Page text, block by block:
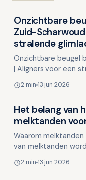
Overig nieuws
Onzichtbare
Zuid-
stralende
Onzichtbare beugel
| Aligners voor een
2 min 13 jun 2026
Overig nieuws
Het belang van
melktanden
Waarom melktanden
van melktanden
wor…
2 min 13 jun 2026